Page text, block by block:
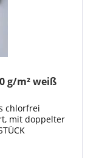
g/m² weiß
chlorfrei
mit doppelter